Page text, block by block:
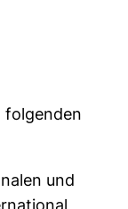
folgenden
und